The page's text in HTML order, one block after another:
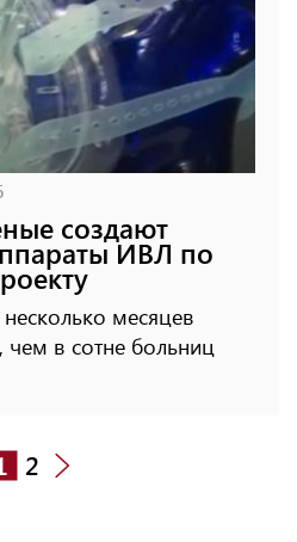
создают
ИВЛ по
месяцев
в сотне больниц
2